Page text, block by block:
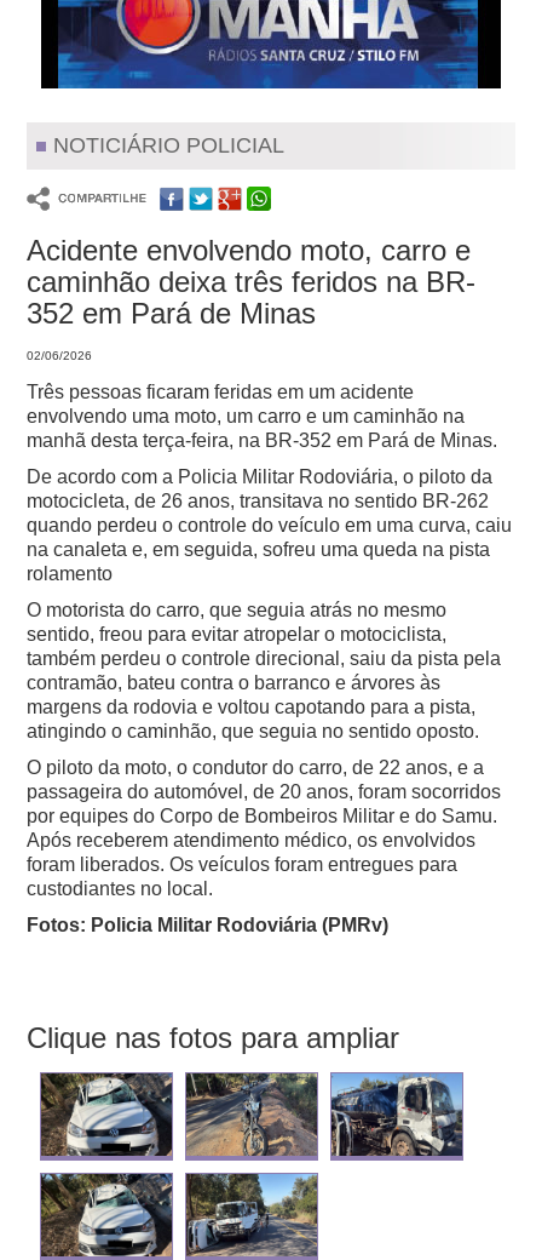
NOTICIÁRIO POLICIAL
Acidente envolvendo moto, carro e
caminhão deixa três feridos na BR-
352 em Pará de Minas
02/06/2026
Três pessoas ficaram feridas em um acidente
envolvendo uma moto, um carro e um caminhão na
manhã desta terça-feira, na BR-352 em Pará de Minas.
De acordo com a Policia Militar Rodoviária, o piloto da
motocicleta, de 26 anos, transitava no sentido BR-262
quando perdeu o controle do veículo em uma curva, caiu
na canaleta e, em seguida, sofreu uma queda na pista
rolamento
O motorista do carro, que seguia atrás no mesmo
sentido, freou para evitar atropelar o motociclista,
também perdeu o controle direcional, saiu da pista pela
contramão, bateu contra o barranco e árvores às
margens da rodovia e voltou capotando para a pista,
atingindo o caminhão, que seguia no sentido oposto.
O piloto da moto, o condutor do carro, de 22 anos, e a
passageira do automóvel, de 20 anos, foram socorridos
por equipes do Corpo de Bombeiros Militar e do Samu.
Após receberem atendimento médico, os envolvidos
foram liberados. Os veículos foram entregues para
custodiantes no local.
Fotos: Policia Militar Rodoviária (PMRv)
Clique nas fotos para ampliar